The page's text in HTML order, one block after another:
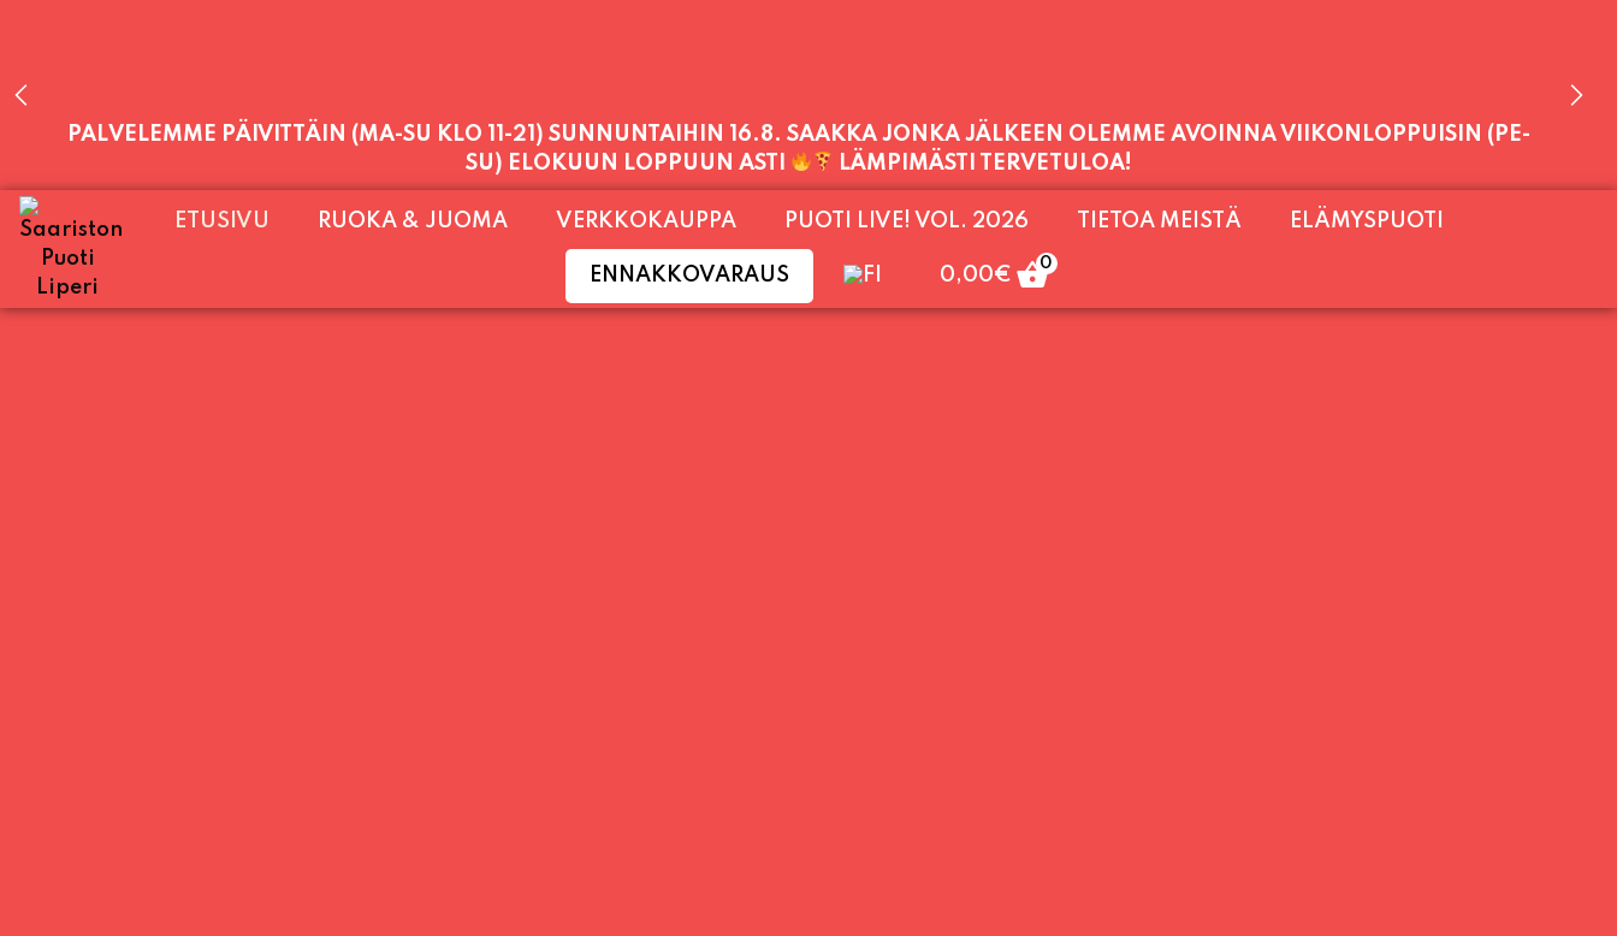
PALVELEMME PÄIVITTÄIN (MA-SU KLO 11-21) SUNNUNTAIHIN 16.8. SAAKKA JONKA JÄLKEEN OLEMME AVOINNA VIIKONLOPPUISIN (PE-
SU) ELOKUUN LOPPUUN ASTI
LÄMPIMÄSTI TERVETULOA!
PALVELEMME TÄNÄÄN:
PERJANTAI11:00 - 21:00
ETUSIVU RUOKA & JUOMA VERKKOKAUPPA PUOTI LIVE! VOL. 2026 TIETOA MEISTÄ ELÄMYSPUOTI
ENNAKKOVARAUS 0,00€
0